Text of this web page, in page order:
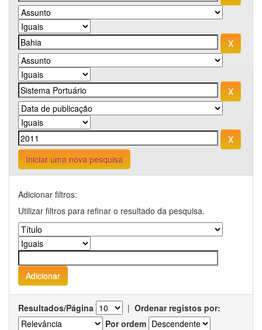
Iniciar uma nova pesquisa
Adicionar filtros:
Utilizar filtros para refinar o resultado da pesquisa.
Resultados/Página | Ordenar registos por:
Por ordem